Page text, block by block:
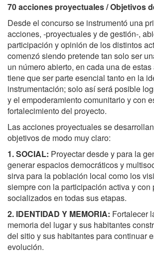
70 acciones proyectuales / Objetivos
Desde el concurso se instrumentó una
acciones, -proyectuales y de gestión-,
participación y opinión de los distintos
comenzó siendo pretende tan solo ser
un número abierto, en cada una de
tiene que ser parte esencial tanto en la
instrumentación; solo así será posible
y el empoderamiento comunitario y con
fortalecimiento del proyecto.
Las acciones proyectuales se
objetivos de modo muy claro:
1. SOCIAL: Proyectar desde y para la
generar espacios democráticos y
sirva para la población local como los
siempre con la participación activa y con
socializados en todas sus etapas.
2. IDENTIDAD Y MEMORIA: Fortalecer
memoria del lugar y sus habitantes
del sitio y sus habitantes para continuar
evolución.